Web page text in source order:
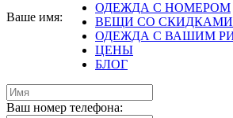
ОДЕЖДА С НОМЕРОМ
ВЕЩИ СО СКИДКАМИ
ОДЕЖДА С ВАШИМ
ЦЕНЫ
БЛОГ
Ваше имя:
Ваш номер телефона: